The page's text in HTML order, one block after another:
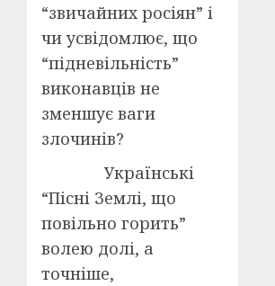
“звичайних росіян” і
чи усвідомлює, що
“підневільність”
виконавців не
зменшує ваги
злочинів?
Українські
“Пісні Землі, що
повільно горить”
волею долі, а
точніше,